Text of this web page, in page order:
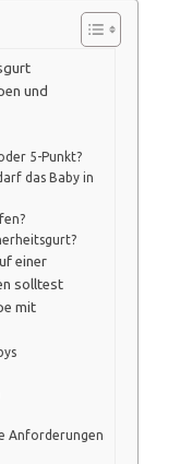
und
5-Punkt?
das Baby in
einer
solltest
mit
Anforderungen